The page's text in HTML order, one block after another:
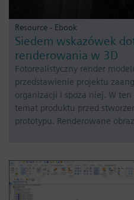
Resource - Ebook
Siedem wskazówek
renderowania w 3D
Fotorealistyczny render
przedstawienie projektu
organizacji i spoza niej. W
temat produktu przed
prototypu. Renderowane